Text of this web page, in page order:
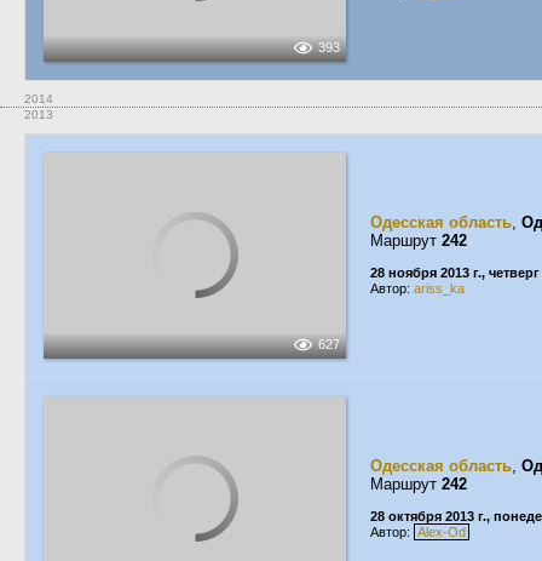
393
2014
2013
627
Одесская область,
Маршрут 242
28 ноября 2013 г., четверг
Автор: ariss_ka
Одесская область,
Маршрут 242
28 октября 2013 г.,
Автор: Alex-Od